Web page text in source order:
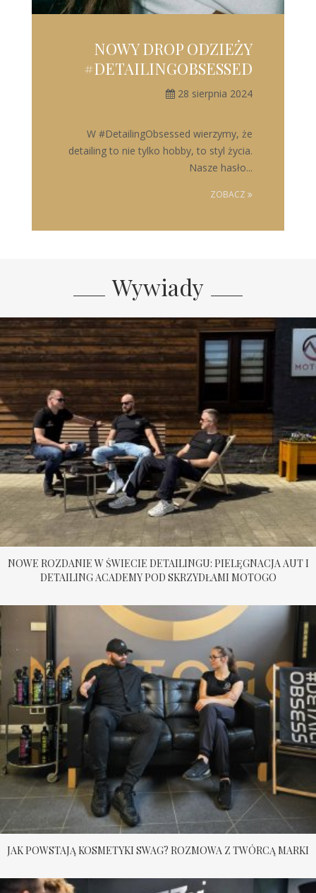
NOWY DROP ODZIEŻY
#DETAILINGOBSESSED
28 sierpnia 2024
W #DetailingObsessed wierzymy, że
detailing to nie tylko hobby, to styl życia.
Nasze hasło...
ZOBACZ
Wywiady
NOWE ROZDANIE W ŚWIECIE DETAILINGU: PIELĘGNACJA AUT I
DETAILING ACADEMY POD SKRZYDŁAMI MOTOGO
JAK POWSTAJĄ KOSMETYKI SWAG? ROZMOWA Z TWÓRCĄ MARKI